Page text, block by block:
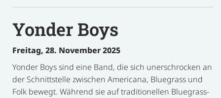
Yonder Boys
Freitag, 28. November 2025
Yonder Boys sind eine Band, die sich unerschrocken an
der Schnittstelle zwischen Americana, Bluegrass und
Folk bewegt. Während sie auf traditionellen Bluegrass-